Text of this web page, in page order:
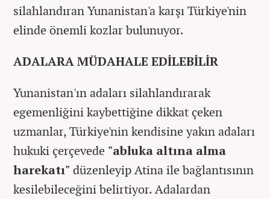
silahlandıran Yunanistan'a karşı Türkiye'nin
elinde önemli kozlar bulunuyor.
ADALARA MÜDAHALE EDİLEBİLİR
Yunanistan'ın adaları silahlandırarak
egemenliğini kaybettiğine dikkat çeken
uzmanlar, Türkiye'nin kendisine yakın adaları
hukuki çerçevede "abluka altına alma
harekatı" düzenleyip Atina ile bağlantısının
kesilebileceğini belirtiyor. Adalardan